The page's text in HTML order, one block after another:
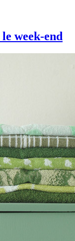
week-end